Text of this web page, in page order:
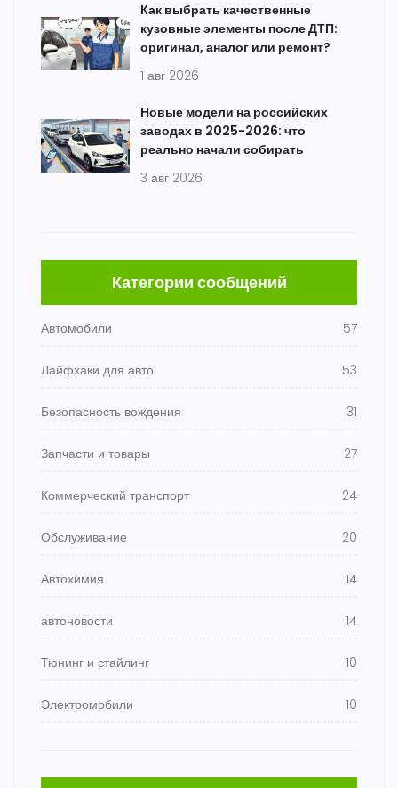
Как выбрать качественные
кузовные элементы после ДТП:
оригинал, аналог или ремонт?
1 авг 2026
Новые модели на российских
заводах в 2025-2026: что
реально начали собирать
3 авг 2026
Категории сообщений
Автомобили 57
Лайфхаки для авто 53
Безопасность вождения 31
Запчасти и товары 27
Коммерческий транспорт 24
Обслуживание 20
Автохимия 14
автоновости 14
Тюнинг и стайлинг 10
Электромобили 10